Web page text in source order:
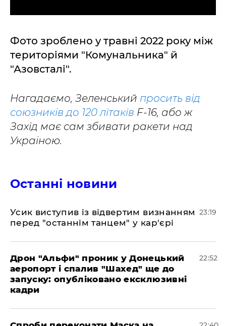
Фото зроблено у травні 2022 року між
територіями "Комунальника" й
"Азовсталі".
Нагадаємо, Зеленський просить від
союзників до 120 літаків F-16, або ж
Захід має сам збивати ракети над
Україною.
Останні новини
​Усик виступив із відвертим визнанням
перед "останнім танцем" у кар'єрі
23:19
​Дрон "Альфи" проник у Донецький
аеропорт і спалив "Шахед" ще до
запуску: опубліковано ексклюзивні
кадри
22:52